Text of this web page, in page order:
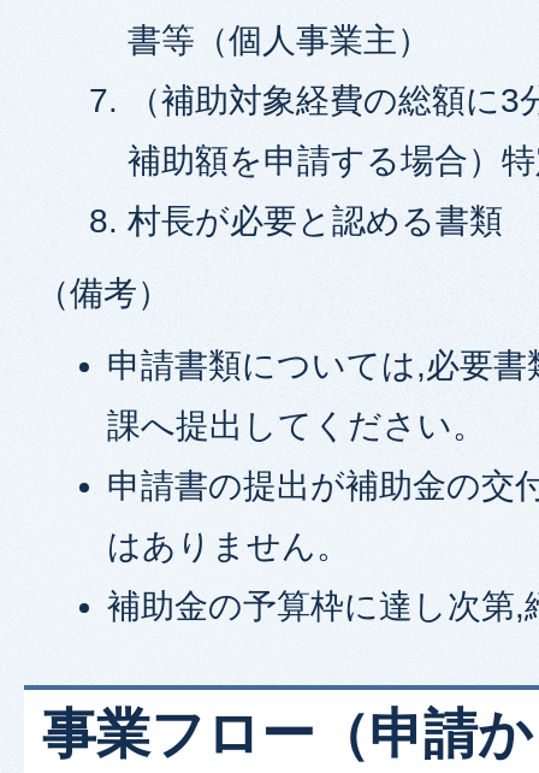
書等（個人事業主）
（補助対象経費の総額に
補助額を申請する場合）
村長が必要と認める書類
（備考）
申請書類については,必要
課へ提出してください。
申請書の提出が補助金の交
はありません。
補助金の予算枠に達し次第
事業フロー（申請